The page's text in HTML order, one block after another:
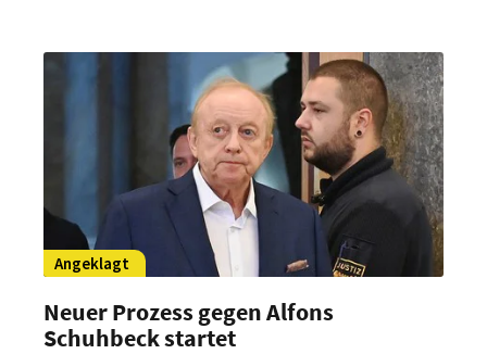
Angeklagt
Neuer Prozess gegen Alfons
Schuhbeck startet